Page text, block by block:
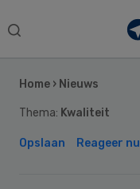
Search
Home › Nieuws
Thema: Kwaliteit
Opslaan Reageer nu
Sidebar